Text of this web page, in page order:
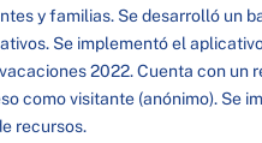
y familias. Se desarrolló un
Se implementó el
2022. Cuenta con un
como visitante (anónimo). Se
recursos.